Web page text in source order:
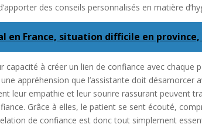
des conseils personnalisés en matière
en France, situation difficile en province,
capacité à créer un lien de confiance avec chaque
appréhension que l’assistante doit désamorcer
leur empathie et leur sourire rassurant peuvent
Grâce à elles, le patient se sent écouté,
de confiance est donc tout simplement